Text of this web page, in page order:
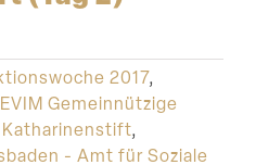
2017,
EVIM Gemeinnützige
Katharinenstift,
- Amt für Soziale